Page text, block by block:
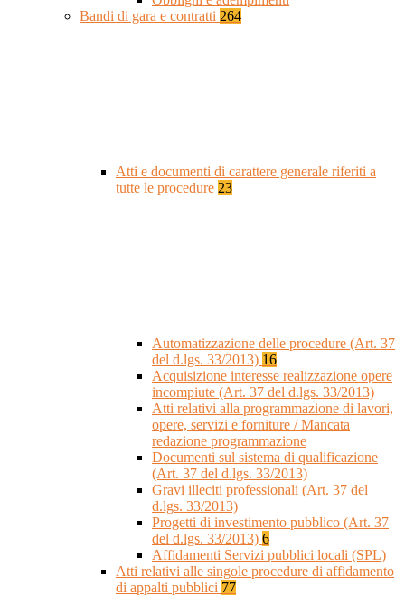
Bandi di gara e contratti 264
Atti e documenti di carattere generale riferiti a
tutte le procedure 23
Automatizzazione delle procedure (Art. 37
del d.lgs. 33/2013) 16
Acquisizione interesse realizzazione opere
incompiute (Art. 37 del d.lgs. 33/2013)
Atti relativi alla programmazione di lavori,
opere, servizi e forniture / Mancata
redazione programmazione
Documenti sul sistema di qualificazione
(Art. 37 del d.lgs. 33/2013)
Gravi illeciti professionali (Art. 37 del
d.lgs. 33/2013)
Progetti di investimento pubblico (Art. 37
del d.lgs. 33/2013) 6
Affidamenti Servizi pubblici locali (SPL)
Atti relativi alle singole procedure di affidamento
di appalti pubblici 77